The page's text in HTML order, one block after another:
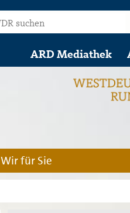
ARD Mediathek
Wir für Sie